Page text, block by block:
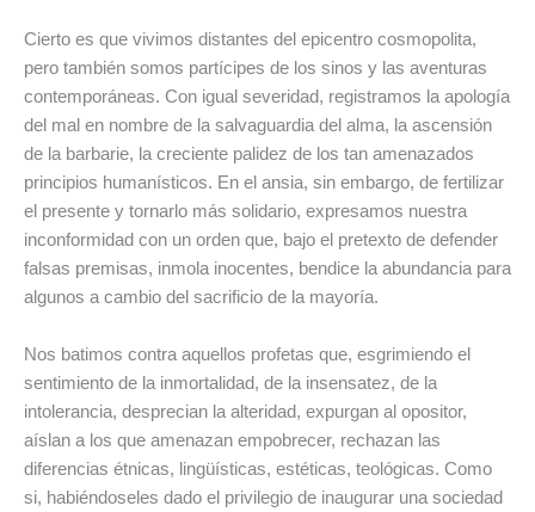
Cierto es que vivimos distantes del epicentro cosmopolita,
pero también somos partícipes de los sinos y las aventuras
contemporáneas. Con igual severidad, registramos la apología
del mal en nombre de la salvaguardia del alma, la ascensión
de la barbarie, la creciente palidez de los tan amenazados
principios humanísticos. En el ansia, sin embargo, de fertilizar
el presente y tornarlo más solidario, expresamos nuestra
inconformidad con un orden que, bajo el pretexto de defender
falsas premisas, inmola inocentes, bendice la abundancia para
algunos a cambio del sacrificio de la mayoría.
Nos batimos contra aquellos profetas que, esgrimiendo el
sentimiento de la inmortalidad, de la insensatez, de la
intolerancia, desprecian la alteridad, expurgan al opositor,
aíslan a los que amenazan empobrecer, rechazan las
diferencias étnicas, lingüísticas, estéticas, teológicas. Como
si, habiéndoseles dado el privilegio de inaugurar una sociedad